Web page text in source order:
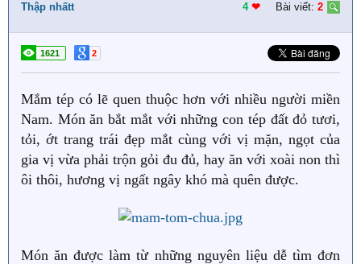
Thập nhấtt 4 ❤︎ Bài viết: 2
1621 2
Mắm tép có lẽ quen thuộc hơn với nhiều người miền
Nam. Món ăn bắt mắt với những con tép đất đỏ tươi,
tỏi, ớt trang trái đẹp mắt cùng với vị mặn, ngọt của
gia vị vừa phải trộn gỏi đu đủ, hay ăn với xoài non thì
ôi thôi, hương vị ngất ngây khó mà quên được.
Món ăn được làm từ những nguyên liệu dễ tìm đơn